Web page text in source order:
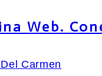
Web.
Carmen